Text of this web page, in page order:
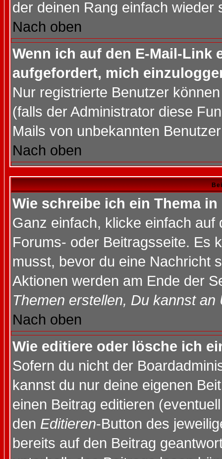
der deinen Rang einfach wieder
Nach oben
Wenn ich auf den E-Mail-Link
aufgefordert, mich
Nur registrierte Benutzer
(falls der Administrator diese
Mails von unbekannten
Nach oben
Wie schreibe ich ein Thema
Ganz einfach, klicke einfach
Forums- oder Beitragsseite. Es
musst, bevor du eine Nachricht
Aktionen werden am Ende der
Themen erstellen, Du kannst
Nach oben
Wie editiere oder lösche ich
Sofern du nicht der
kannst du nur deine eigenen
einen Beitrag editieren
den Editieren-Button des
bereits auf den Beitrag